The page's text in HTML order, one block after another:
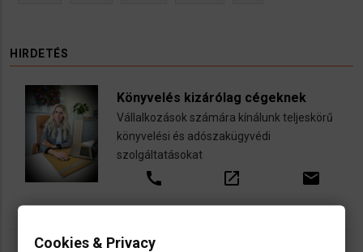
HIRDETÉS
Könyvelés kizárólag cégeknek
Vállalkozások számára kínálunk teljeskörű
könyvelési és adószakügyvédi
szolgáltatásokat
call open_in_new email
Cookies & Privacy